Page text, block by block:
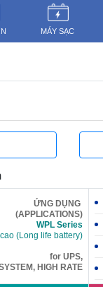
MÁY SẠC
ỨNG DỤNG
(APPLICATIONS)
WPL Series
(Long life battery)
for UPS,
HIGH RATE